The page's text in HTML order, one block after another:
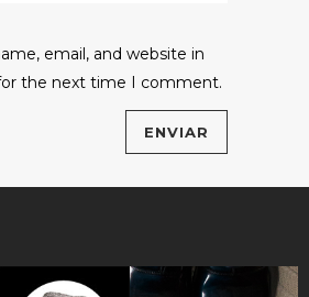
email, and website in
the next time I comment.